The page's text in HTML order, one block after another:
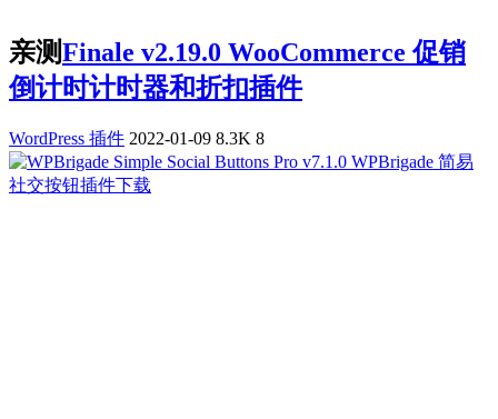
亲测Finale v2.19.0 WooCommerce 促销
倒计时计时器和折扣插件
WordPress 插件 2022-01-09 8.3K 8